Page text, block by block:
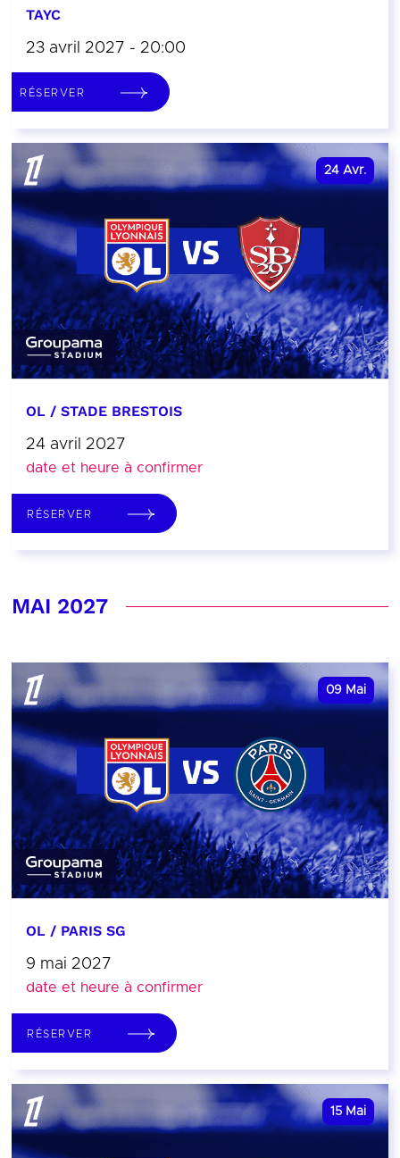
TAYC
23 avril 2027 - 20:00
RÉSERVER
24 Avr.
OL / STADE BRESTOIS
24 avril 2027
date et heure à confirmer
RÉSERVER
MAI 2027
09 Mai
OL / PARIS SG
9 mai 2027
date et heure à confirmer
RÉSERVER
15 Mai